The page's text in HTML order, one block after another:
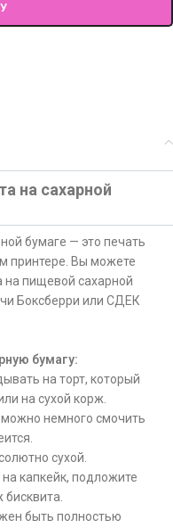
на сахарной
бумаге — это печать
принтере. Вы можете
на пищевой сахарной
Боксберри или СДЕК
бумагу:
на торт, который
на сухой корж.
можно немного смочить
сухой.
капкейк, подложите
бисквита.
быть полностью